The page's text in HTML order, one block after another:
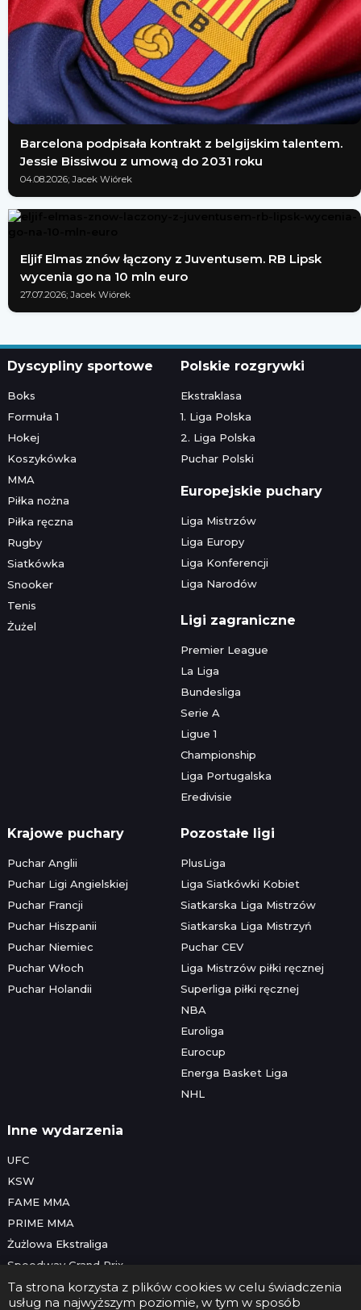
Barcelona podpisała kontrakt z belgijskim talentem.
Jessie Bissiwou z umową do 2031 roku
04.08.2026; Jacek Wiórek
Eljif Elmas znów łączony z Juventusem. RB Lipsk
wycenia go na 10 mln euro
27.07.2026; Jacek Wiórek
Ta strona korzysta z plików cookies w celu świadczenia
usług na najwyższym poziomie, w tym w sposób
Dyscypliny sportowe
Boks
Formuła 1
Hokej
Koszykówka
MMA
Piłka nożna
Piłka ręczna
Rugby
Siatkówka
Snooker
Tenis
Żużel
Polskie rozgrywki
Ekstraklasa
1. Liga Polska
2. Liga Polska
Puchar Polski
Europejskie puchary
Liga Mistrzów
Liga Europy
Liga Konferencji
Liga Narodów
Ligi zagraniczne
Premier League
La Liga
Bundesliga
Serie A
Ligue 1
Championship
Liga Portugalska
Eredivisie
Krajowe puchary
Puchar Anglii
Puchar Ligi Angielskiej
Puchar Francji
Puchar Hiszpanii
Puchar Niemiec
Puchar Włoch
Puchar Holandii
Pozostałe ligi
PlusLiga
Liga Siatkówki Kobiet
Siatkarska Liga Mistrzów
Siatkarska Liga Mistrzyń
Puchar CEV
Liga Mistrzów piłki ręcznej
Superliga piłki ręcznej
NBA
Euroliga
Eurocup
Energa Basket Liga
NHL
Inne wydarzenia
UFC
KSW
FAME MMA
PRIME MMA
Żużlowa Ekstraliga
Speedway Grand Prix
Skoki narciarskie